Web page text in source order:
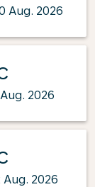
Aug. 2026
Aug. 2026
Aug. 2026